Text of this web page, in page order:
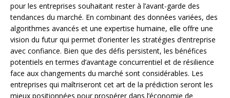
pour les entreprises souhaitant rester à l’avant-garde des
tendances du marché. En combinant des données variées, des
algorithmes avancés et une expertise humaine, elle offre une
vision du futur qui permet d’orienter les stratégies d’entreprise
avec confiance. Bien que des défis persistent, les bénéfices
potentiels en termes d’avantage concurrentiel et de résilience
face aux changements du marché sont considérables. Les
entreprises qui maîtriseront cet art de la prédiction seront les
mieux positionnées pour prospérer dans l’économie de